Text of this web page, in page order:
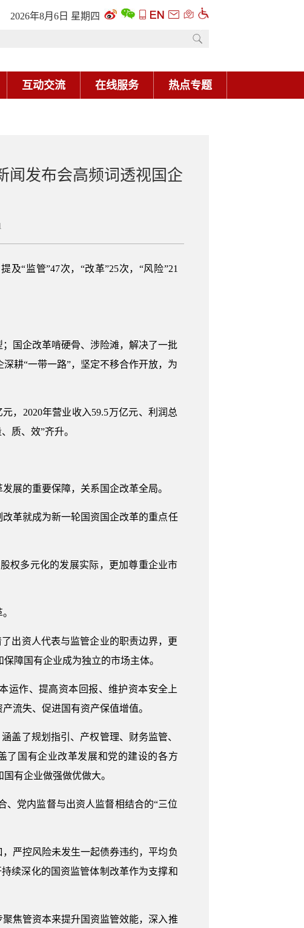
发布会高频词透视国企
“监管”47次，“改革”25次，“风险”21
国企改革啃硬骨、涉险滩，解决了一批
耕“一带一路”，坚定不移合作开放，为
，2020年营业收入59.5万亿元、利润总
质、效”齐升。
展的重要保障，关系国企改革全局。
革就成为新一轮国资国企改革的重点任
权多元化的发展实际，更加尊重企业市
出资人代表与监管企业的职责边界，更
障国有企业成为独立的市场主体。
运作、提高资本回报、维护资本安全上
流失、促进国有资产保值增值。
盖了规划指引、产权管理、财务监管、
了国有企业改革发展和党的建设的各方
有企业做强做优做大。
、党内监督与出资人监督相结合的“三位
严控风险未发生一起债券违约，平均负
续深化的国资监管体制改革作为支撑和
焦管资本来提升国资监管效能，深入推